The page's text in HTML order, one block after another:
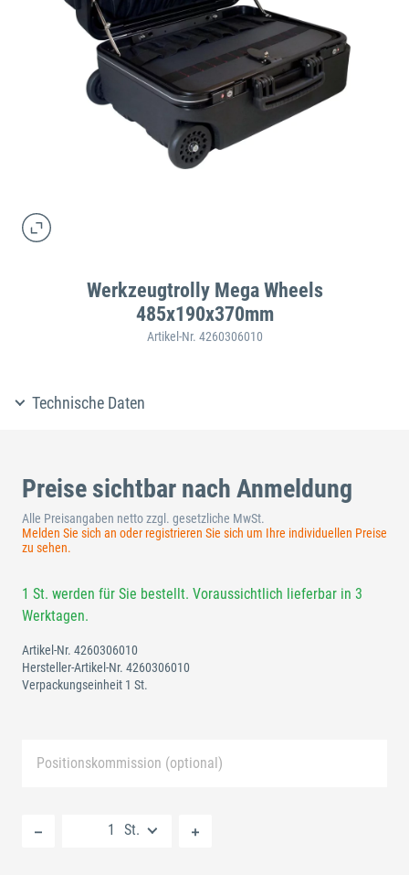
Werkzeugtrolly Mega Wheels
485x190x370mm
Artikel-Nr. 4260306010
Technische Daten
Preise sichtbar nach Anmeldung
Alle Preisangaben netto zzgl. gesetzliche MwSt.
Melden Sie sich an oder registrieren Sie sich um Ihre individuellen Preise
zu sehen.
1 St. werden für Sie bestellt. Voraussichtlich lieferbar in 3
Werktagen.
Artikel-Nr. 4260306010
Hersteller-Artikel-Nr. 4260306010
Verpackungseinheit 1 St.
Positionskommission (optional)
St.